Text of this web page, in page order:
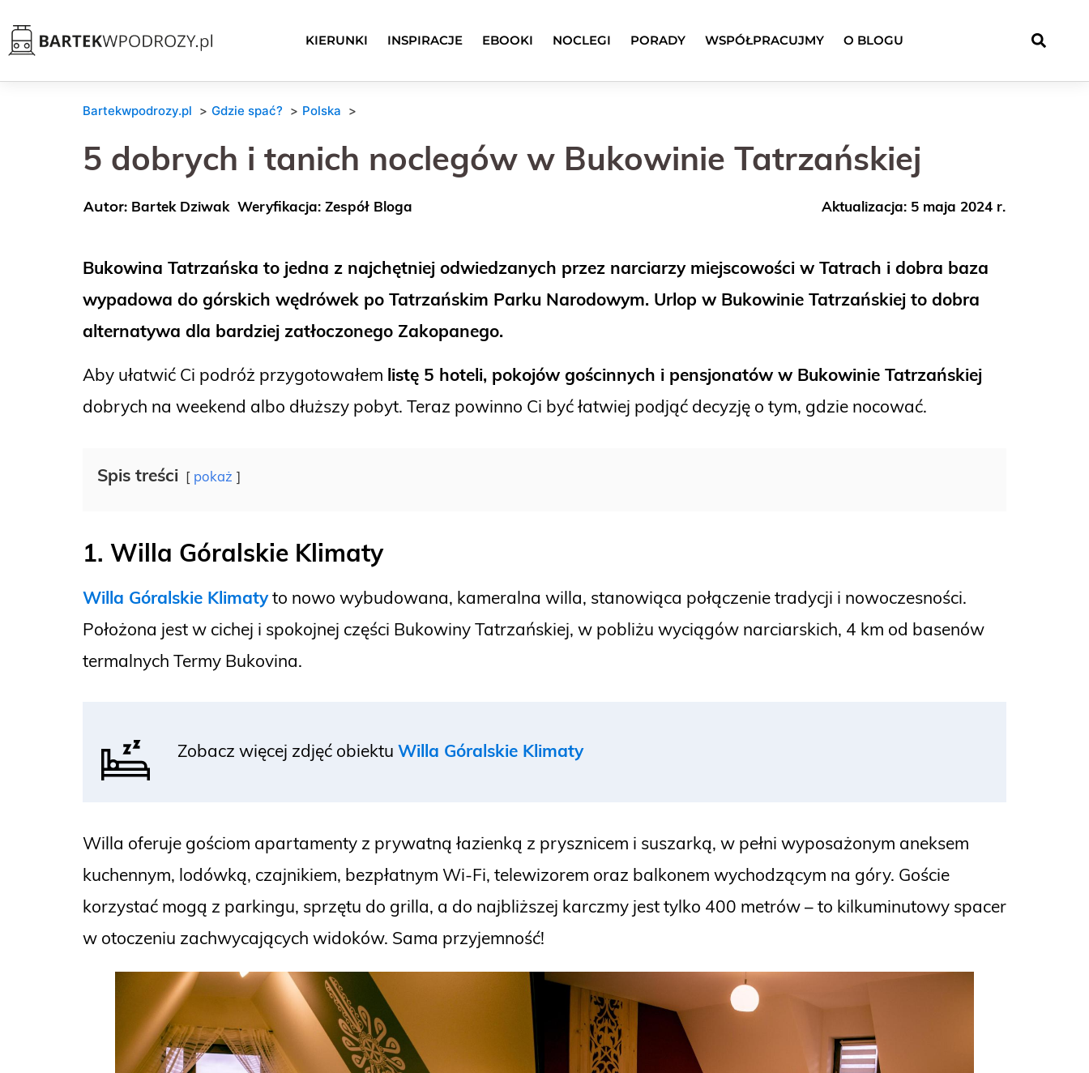
KIERUNKI INSPIRACJE EBOOKI NOCLEGI PORADY WSPÓŁPRACUJMY O BLOGU
Bartekwpodrozy.pl Gdzie spać? Polska
5 dobrych i tanich noclegów w Bukowinie Tatrzańskiej
Bartek Dziwak Weryfikacja: Zespół Bloga Aktualizacja: 5 maja 2024 r.
Bukowina Tatrzańska to jedna z najchętniej odwiedzanych przez narciarzy miejscowości w Tatrach i dobra baza
wypadowa do górskich wędrówek po Tatrzańskim Parku Narodowym. Urlop w Bukowinie Tatrzańskiej to dobra
alternatywa dla bardziej zatłoczonego Zakopanego.
Aby ułatwić Ci podróż przygotowałem listę 5 hoteli, pokojów gościnnych i pensjonatów w Bukowinie Tatrzańskiej
dobrych na weekend albo dłuższy pobyt. Teraz powinno Ci być łatwiej podjąć decyzję o tym, gdzie nocować.
Spis treści pokaż
1. Willa Góralskie Klimaty
Willa Góralskie Klimatyto nowo wybudowana, kameralna willa, stanowiąca połączenie tradycji i nowoczesności.
Położona jest w cichej i spokojnej części Bukowiny Tatrzańskiej, w pobliżu wyciągów narciarskich, 4 km od basenów
termalnych Termy Bukovina.
Zobacz więcej zdjęć obiektu Willa Góralskie Klimaty
Willa oferuje gościom apartamenty z prywatną łazienką z prysznicem i suszarką, w pełni wyposażonym aneksem
kuchennym, lodówką, czajnikiem, bezpłatnym Wi-Fi, telewizorem oraz balkonem wychodzącym na góry. Goście
korzystać mogą z parkingu, sprzętu do grilla, a do najbliższej karczmy jest tylko 400 metrów – to kilkuminutowy spacer
w otoczeniu zachwycających widoków. Sama przyjemność!